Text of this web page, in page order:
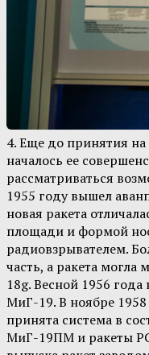
4. Еще до принятия
началось ее
рассматриваться
1955 году вышел
новая ракета
площади и формой
радиовзрывателем.
часть, а ракета могла
18g. Весной 1956 года
МиГ-19. В ноябре
принята система в
МиГ-19ПМ и ракеты